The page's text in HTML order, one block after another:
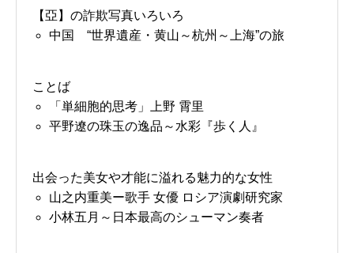
【亞】の詐欺写真いろいろ
中国 “世界遺産・黄山～杭州～上海”の旅
ことば
「単細胞的思考」上野 霄里
平野遼の珠玉の逸品～水彩『歩く人』
出会った美女や才能に溢れる魅力的な女性
山之内重美ー歌手 女優 ロシア演劇研究家
小林五月～日本最高のシューマン奏者